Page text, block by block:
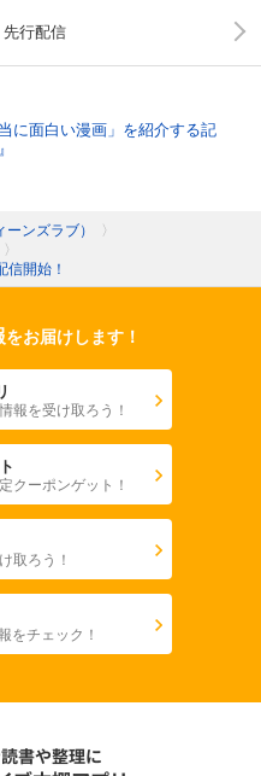
先行配信
に面白い漫画」を紹介する記
ンズラブ）
〉
〉
信開始！
をお届けします！
報を受け取ろう！
クーポンゲット！
取ろう！
をチェック！